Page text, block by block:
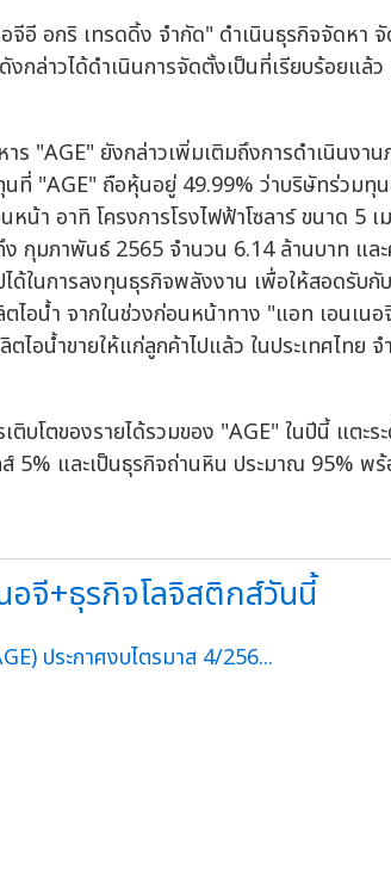
อี อกริ เทรดดิ้ง จำกัด" ดำเนินธุรกิจจัดหา
กล่าวได้ดำเนินการจัดตั้งเป็นที่เรียบร้อยแล้ว
ร "AGE" ยังกล่าวเพิ่มเติมถึงการดำเนินงา
ที่ "AGE" ถือหุ้นอยู่ 49.99% ว่าบริษัทร่วมทุ
หน้า อาทิ โครงการโรงไฟฟ้าโซลาร์ ขนาด 5
ง กุมภาพันธ์ 2565 จำนวน 6.14 ล้านบาท แ
ได้ในการลงทุนธุรกิจพลังงาน เพื่อให้สอดรับ
ไอน้ำ จากในช่วงก่อนหน้าทาง "แอท เอนเนอ
ไอน้ำขายให้แก่ลูกค้าไปแล้ว ในประเทศไทย
ติบโตของรายได้รวมของ "AGE" ในปีนี้ แตะ
5% และเป็นธุรกิจถ่านหิน ประมาณ 95% พ
อจี+ธุรกิจโลจิสติกส์วันนี้